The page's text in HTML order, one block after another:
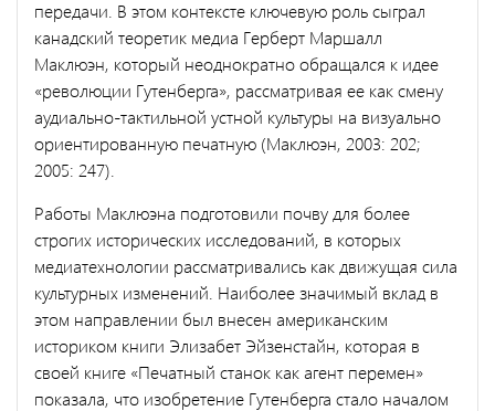
передачи. В этом контексте ключевую роль сыграл
канадский теоретик медиа Герберт Маршалл
Маклюэн, который неоднократно обращался к идее
«революции Гутенберга», рассматривая ее как смену
аудиально-тактильной устной культуры на визуально
ориентированную печатную (Маклюэн, 2003: 202;
2005: 247).
Работы Маклюэна подготовили почву для более
строгих исторических исследований, в которых
медиатехнологии рассматривались как движущая сила
культурных изменений. Наиболее значимый вклад в
этом направлении был внесен американским
историком книги Элизабет Эйзенстайн, которая в
своей книге «Печатный станок как агент перемен»
показала, что изобретение Гутенберга стало началом